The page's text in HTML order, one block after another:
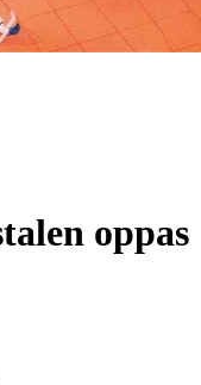
oppas